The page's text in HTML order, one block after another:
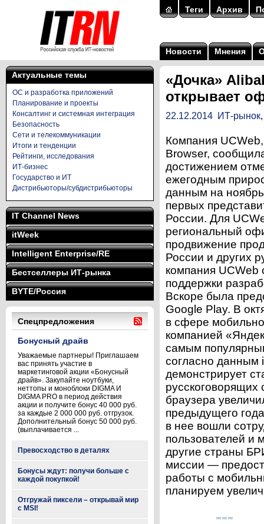
Теги Архив
Новости Мнения
Актуальные темы
ОС и разработка приложений
Планирование и проекты
Консалтинг и системная интеграция
Безопасность
Сети и телекоммуникации
Итоги и тенденции
Рейтинги, исследования
ИТ-бизнес
Государство и ИТ
Дистрибьюторы/субдистрибьюторы
IT Channel News
itWeek
Intelligent Enterprise/RE
Бестселлеры ИТ-рынка
BYTE/Россия
Спецпредложения
Бонусный драйв
Уважаемые партнеры! Приглашаем
вас принять участие в
маркетинговой акции «Бонусный
драйв». Закупайте ноутбуки,
неттопы и моноблоки DIGMA И
DIGMA PRO в период действия
акции и получите бонус 40 000 руб.
за каждые 2 000 000 руб. отгрузок.
Дополнительный бонус 50 000 руб.
(выплачивается ...
Превосходство в деталях
Бонусы ждут: получи больше с
каждой покупкой!
Отгружай пиксели – открывай мир
с MSI!
«Дочка»
открывает
22.12.2014 ИТ-рынок
Компания
Browser,
достижением
ежегодным
данным на
первых
России. Для
региональный
продвижение
России и других
компания UCWeb
поддержки
Вскоре была
Google Play. В
в сфере
компанией
самым
согласно данным
демонстрирует
русскоговорящих
браузера
предыдущего
в нее вошли
пользователей и
другие страны
миссии —
работы с
планируем